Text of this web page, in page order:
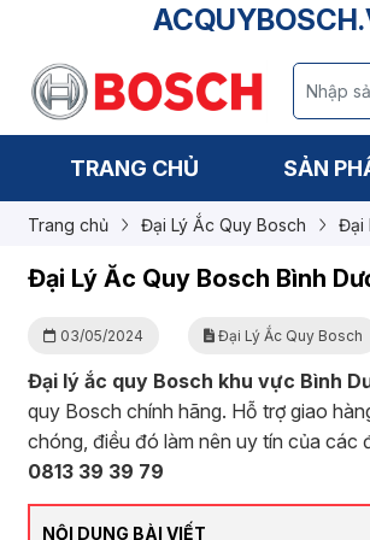
TRANG CHỦ SẢN
Trang chủ Đại Lý Ắc Quy Bosch Đại
Đại Lý Ắc Quy Bosch Bình
03/05/2024 Đại Lý Ắc Quy Bosch
Đại lý ắc quy Bosch khu vực Bình
quy Bosch chính hãng. Hỗ trợ giao
chóng, điều đó làm nên uy tín của các
0813 39 39 79
NỘI DUNG BÀI VIẾT